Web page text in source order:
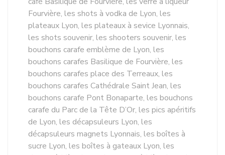
Fourvière, les shots à vodka de Lyon, les
plateaux Lyon, les plateaux à sevice Lyonnais,
les shots souvenir, les shooters souvenir, les
bouchons carafe emblème de Lyon, les
bouchons carafes Basilique de Fourvière, les
bouchons carafes place des Terreaux, les
bouchons carafes Cathédrale Saint Jean, les
bouchons carafe Pont Bonaparte, les bouchons
carafe du Parc de la Tête D’Or, les pics apéritifs
de Lyon, les décapsuleurs Lyon, les
décapsuleurs magnets Lyonnais, les boîtes à
sucre Lyon, les boîtes à gateaux Lyon, les